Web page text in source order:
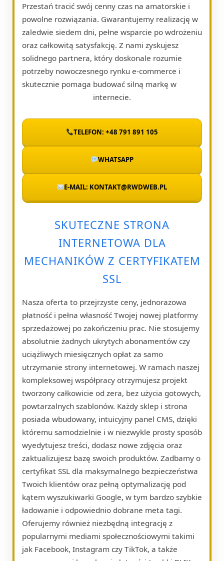
Przestań tracić swój cenny czas na amatorskie i
powolne rozwiązania. Gwarantujemy realizację w
zaledwie siedem dni, pełne wsparcie po wdrożeniu
oraz całkowitą satysfakcję. Z nami zyskujesz
solidnego partnera, który doskonale rozumie
potrzeby nowoczesnego rynku e-commerce i
skutecznie pomaga budować silną markę w
internecie.
TELEFON: +48 791 891 105
WHATSAPP
E-MAIL: KONTAKT@RWDWEB.PL
SKUTECZNE STRONA
INTERNETOWA DLA
MECHANIKÓW Z CERTYFIKATEM
SSL
Nasza oferta to przejrzyste ceny, jednorazowa
płatność i pełna własność Twojej nowej platformy
sprzedażowej po zakończeniu prac. Nie stosujemy
absolutnie żadnych ukrytych abonamentów czy
uciążliwych miesięcznych opłat za samo
utrzymanie strony internetowej. W ramach naszej
kompleksowej współpracy otrzymujesz projekt
tworzony całkowicie od zera, bez użycia gotowych,
powtarzalnych szablonów. Każdy sklep i strona
posiada wbudowany, intuicyjny panel CMS, dzięki
któremu samodzielnie i w niezwykle prosty sposób
wyedytujesz treści, dodasz nowe zdjęcia oraz
zaktualizujesz bazę swoich produktów. Zadbamy o
certyfikat SSL dla maksymalnego bezpieczeństwa
Twoich klientów oraz pełną optymalizację pod
kątem wyszukiwarki Google, w tym bardzo szybkie
ładowanie i odpowiednio dobrane meta tagi.
Oferujemy również niezbędną integrację z
popularnymi mediami społecznościowymi takimi
jak Facebook, Instagram czy TikTok, a także